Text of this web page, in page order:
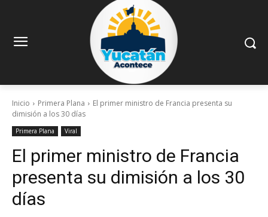
Inicio Primera Plana
El primer ministro de Francia presenta su
dimisión a los 30 días
Primera Plana Viral
El primer ministro de Francia
presenta su dimisión a los 30
días